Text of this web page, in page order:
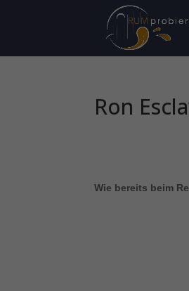
Ron
Wie bereits beim